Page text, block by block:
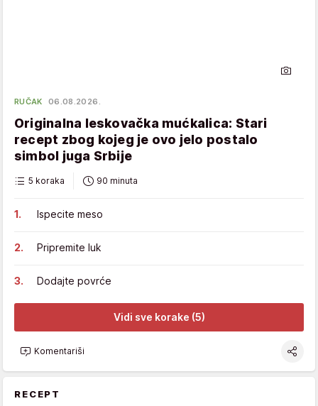
RUČAK 06.08.2026.
Originalna leskovačka mućkalica: Stari
recept zbog kojeg je ovo jelo postalo
simbol juga Srbije
5 koraka 90 minuta
Ispecite meso
Pripremite luk
Dodajte povrće
Vidi sve korake (5)
Komentariši
RECEPT